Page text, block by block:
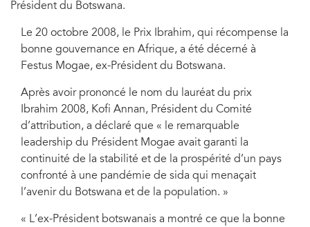
Président du Botswana.
Le 20 octobre 2008, le Prix Ibrahim, qui récompense la
bonne gouvernance en Afrique, a été décerné à
Festus Mogae, ex-Président du Botswana.
Après avoir prononcé le nom du lauréat du prix
Ibrahim 2008, Kofi Annan, Président du Comité
d’attribution, a déclaré que « le remarquable
leadership du Président Mogae avait garanti la
continuité de la stabilité et de la prospérité d’un pays
confronté à une pandémie de sida qui menaçait
l’avenir du Botswana et de la population. »
« L’ex-Président botswanais a montré ce que la bonne